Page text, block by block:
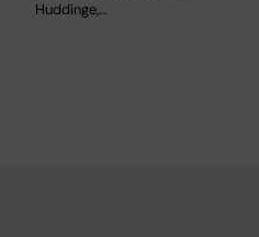
Huddinge,…